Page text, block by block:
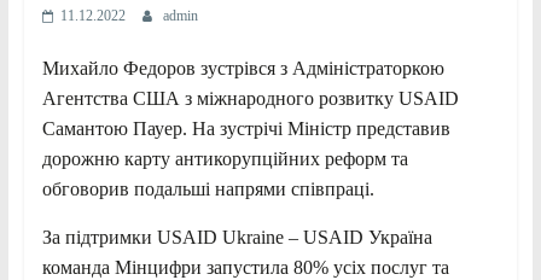
11.12.2022 admin
Михайло Федоров зустрівся з Адміністраторкою
Агентства США з міжнародного розвитку USAID
Самантою Пауер. На зустрічі Міністр представив
дорожню карту антикорупційних реформ та
обговорив подальші напрями співпраці.
За підтримки USAID Ukraine – USAID Україна
команда Мінцифри запустила 80% усіх послуг та